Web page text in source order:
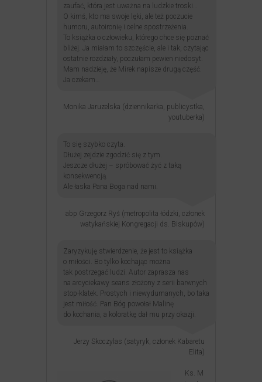
zaufać, która jest uważna na ludzkie troski…
O kimś, kto ma swoje lęki, ale też poczucie
humoru, autoironię i celne spostrzeżenia.
To książka o człowieku, którego chce się poznać
bliżej. Ja miałam to szczęście, ale i tak, czytając
ostatnie rozdziały, poczułam pewien niedosyt.
Mam nadzieję, że Mirek napisze drugą część.
Ja czekam…
Monika Jaruzelska (dziennikarka, publicystka,
youtuberka)
To się szybko czyta.
Dłużej zejdzie zgodzić się z tym.
Jeszcze dłużej – spróbować żyć z taką
konsekwencją.
Ale łaska Pana Boga nad nami.
abp Grzegorz Ryś (metropolita łódzki, członek
watykańskiej Kongregacji ds. Biskupów)
Zaryzykuję stwierdzenie, że jest to książka
o miłości. Bo tylko kochając można
tak postrzegać ludzi. Autor zaprasza nas
na arcyciekawy seans złożony z serii barwnych
stop-klatek. Prostych i niewydumanych, bo taka
jest miłość. Pan Bóg powołał Malinę
do kochania, a koloratkę dał mu przy okazji.
Jerzy Skoczylas (satyryk, członek Kabaretu
Elita)
Ks. M